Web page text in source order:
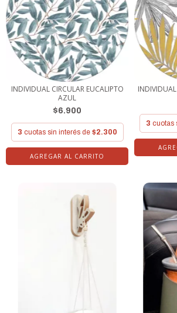
INDIVIDUAL CIRCULAR EUCALIPTO
AZUL
$6.900
3 cuotas sin interés de $2.300
3 cuotas